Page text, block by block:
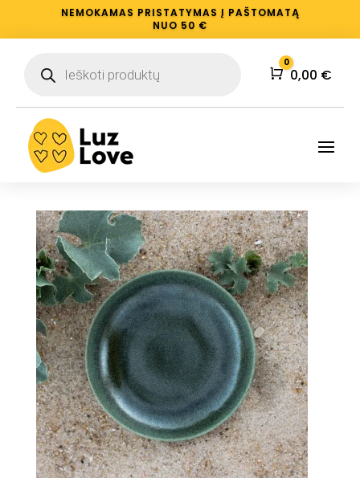
NEMOKAMAS PRISTATYMAS Į PAŠTOMATĄ
NUO 50 €
search Krepšelis
0
0,00 €